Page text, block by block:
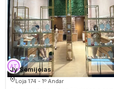
Jy Semijoias
Loja 174 - 1º Andar